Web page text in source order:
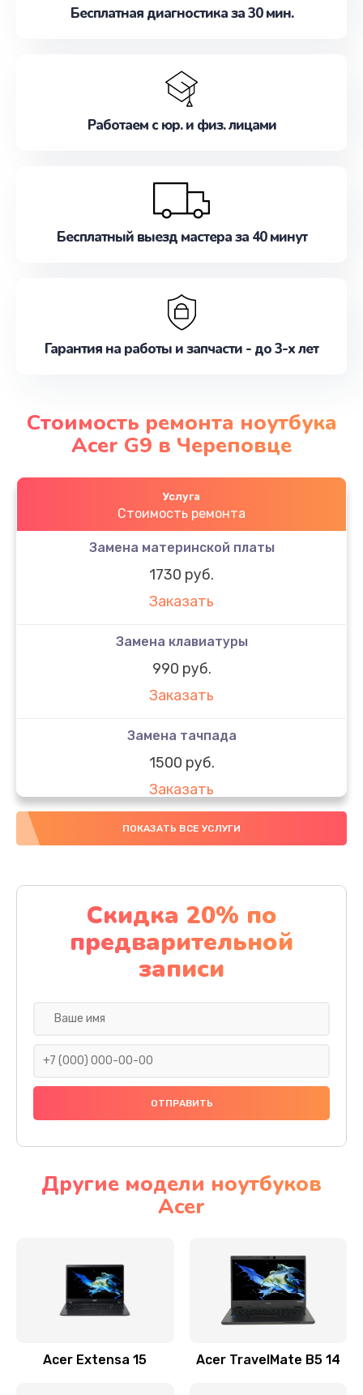
Бесплатная диагностика за 30 мин.
Работаем с юр. и физ. лицами
Бесплатный выезд мастера за 40 минут
Гарантия на работы и запчасти - до 3-х лет
Стоимость ремонта ноутбука
Acer G9 в Череповце
Услуга
Стоимость ремонта
Замена материнской платы
1730 руб.
Заказать
Замена клавиатуры
990 руб.
Заказать
Замена тачпада
1500 руб.
Заказать
Замена южного моста
Заказать
Чистка от пыли
1060 руб.
Заказать
Ремонт подсветки
Настройка BIOS
Замена видеочипа
Заказать
ПОКАЗАТЬ ВСЕ УСЛУГИ
Скидка 20% по
предварительной
записи
Другие модели ноутбуков
Acer
Acer Extensa 15 Acer TravelMate B5 14